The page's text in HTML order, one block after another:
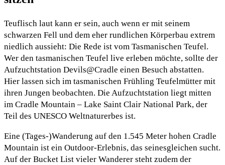
Teuflisch laut kann er sein, auch wenn er mit seinem
schwarzen Fell und dem eher rundlichen Körperbau extrem
niedlich aussieht: Die Rede ist vom Tasmanischen Teufel.
Wer den tasmanischen Teufel live erleben möchte, sollte der
Aufzuchtstation Devils@Cradle einen Besuch abstatten.
Hier lassen sich im tasmanischen Frühling Teufelmütter mit
ihren Jungen beobachten. Die Aufzuchtstation liegt mitten
im Cradle Mountain – Lake Saint Clair National Park, der
Teil des UNESCO Weltnaturerbes ist.
Eine (Tages-)Wanderung auf den 1.545 Meter hohen Cradle
Mountain ist ein Outdoor-Erlebnis, das seinesgleichen sucht.
Auf der Bucket List vieler Wanderer steht zudem der